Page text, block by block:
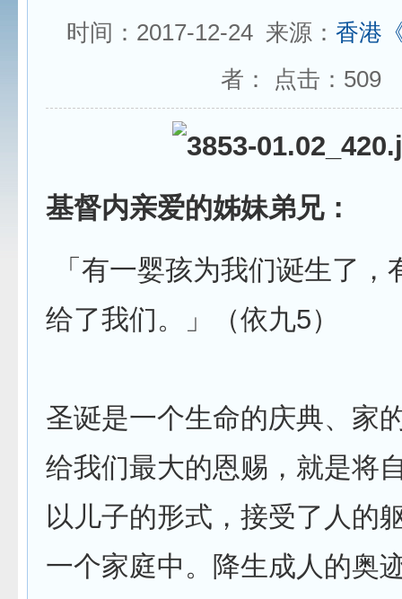
时间：2017-12-24 来源： 香港
者： 点击： 509
基督内亲爱的姊妹弟兄：
「有一婴孩为我们诞生了，
给了我们。」（依九5）
圣诞是一个生命的庆典、家
给我们最大的恩赐，就是将
以儿子的形式，接受了人的
一个家庭中。降生成人的奥